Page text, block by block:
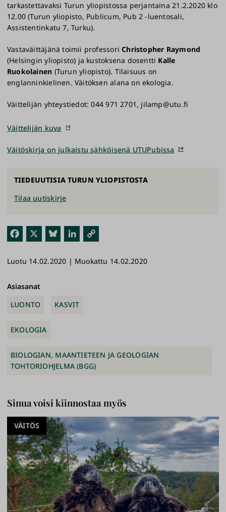
Fac
ok
Blu
y
Link
n
link
tarkastettavaksi Turun yliopistossa perjantaina 21.2.2020 klo
12.00 (Turun yliopisto, Publicum, Pub 2 -luentosali,
Assistentinkatu 7, Turku).
Vastaväittäjänä toimii professoriChristopher Raymond
(Helsingin yliopisto) ja kustoksena dosentti Kalle
Ruokolainen (Turun yliopisto). Tilaisuus on
englanninkielinen. Väitöksen alana on ekologia.
Väittelijän yhteystiedot: 044 971 2701, jilamp@utu.fi
Väittelijän kuva
Väitöskirja on julkaistu sähköisenä UTUPubissa
TIEDEUUTISIA TURUN YLIOPISTOSTA
Tilaa uutiskirje
Luotu 14.02.2020 | Muokattu 14.02.2020
Asiasanat
LUONTO
KASVIT
EKOLOGIA
BIOLOGIAN, MAANTIETEEN JA GEOLOGIAN
TOHTORIOHJELMA (BGG)
Sinua voisi kiinnostaa myös
VÄITÖS